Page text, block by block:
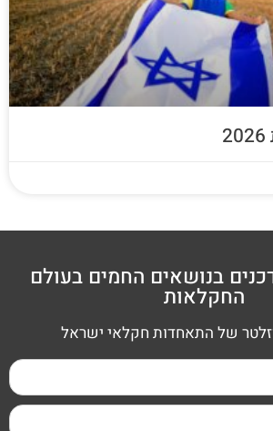
בנושאים החמים בעולם
החקלאות
של התאחדות חקלאי ישראל